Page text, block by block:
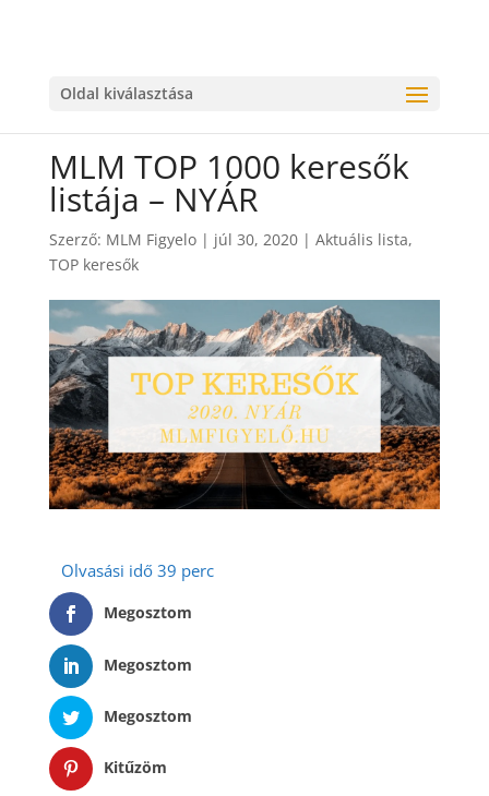
Oldal kiválasztása
MLM TOP 1000 keresők
listája – NYÁR
Szerző: MLM Figyelo| júl 30, 2020| Aktuális lista,
TOP keresők
Megosztom
Megosztom
Megosztom
Kitűzöm